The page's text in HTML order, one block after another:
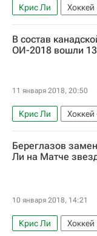
Крис Ли Хоккей
Сергей Гомоляко
Салават Юлаев
В состав
ОИ-2018 вошли
11 января 2018, 20:50
Крис Ли Хоккей
Спорт
Новости -
Куинтон Хауден
Береглазов
Ли на Матче
10 января 2018, 14:21
Крис Ли Хоккей